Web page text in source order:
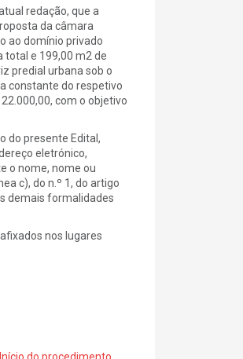
redação, que a
da câmara
ao domínio privado
total e 199,00 m2 de
predial urbana sob o
constante do respetivo
com o objetivo
do presente Edital,
eletrónico,
o nome, nome ou
c), do n.º 1, do artigo
demais formalidades
nos lugares